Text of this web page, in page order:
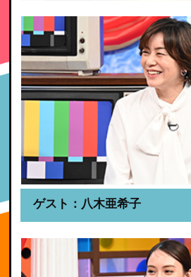
ゲスト：八木亜希子